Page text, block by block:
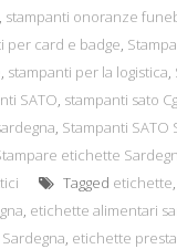
, stampanti onoranze
per card e badge,
, stampanti per la logistica,
SATO, stampanti sato
, Stampanti SATO
etichette
Tagged etichette,
, etichette alimentari
, etichette